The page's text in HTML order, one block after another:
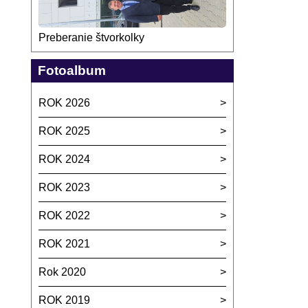
Preberanie štvorkolky
Fotoalbum
ROK 2026
ROK 2025
ROK 2024
ROK 2023
ROK 2022
ROK 2021
Rok 2020
ROK 2019